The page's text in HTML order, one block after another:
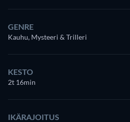
GENRE
Kauhu, Mysteeri & Trilleri
KESTO
2t 16min
IKÄRAJOITUS